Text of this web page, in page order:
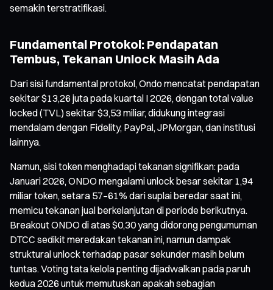
semakin terstratifikasi.
Fundamental Protokol: Pendapatan
Tembus, Tekanan Unlock Masih Ada
Dari sisi fundamental protokol, Ondo mencatat pendapatan
sekitar $13,26 juta pada kuartal I 2026, dengan total value
locked (TVL) sekitar $3,53 miliar, didukung integrasi
mendalam dengan Fidelity, PayPal, JPMorgan, dan institusi
lainnya.
Namun, sisi token menghadapi tekanan signifikan: pada
Januari 2026, ONDO mengalami unlock besar sekitar 1,94
miliar token, setara 57–61% dari suplai beredar saat ini,
memicu tekanan jual berkelanjutan di periode berikutnya.
Breakout ONDO di atas $0,30 yang didorong pengumuman
DTCC sedikit meredakan tekanan ini, namun dampak
struktural unlock terhadap pasar sekunder masih belum
tuntas. Voting tata kelola penting dijadwalkan pada paruh
kedua 2026 untuk memutuskan apakah sebagian